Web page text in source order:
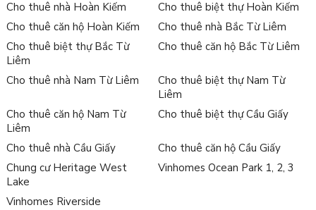
Cho thuê nhà Hoàn Kiếm
Cho thuê biệt thự Hoàn Kiếm
Cho thuê căn hộ Hoàn Kiếm
Cho thuê nhà Bắc Từ Liêm
Cho thuê biệt thự Bắc Từ
Liêm
Cho thuê căn hộ Bắc Từ Liêm
Cho thuê nhà Nam Từ Liêm
Cho thuê biệt thự Nam Từ
Liêm
Cho thuê căn hộ Nam Từ
Liêm
Cho thuê biệt thự Cầu Giấy
Cho thuê nhà Cầu Giấy
Cho thuê căn hộ Cầu Giấy
Chung cư Heritage West
Lake
Vinhomes Ocean Park 1, 2, 3
Vinhomes Riverside